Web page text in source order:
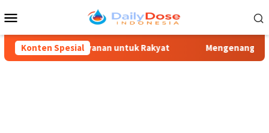
ke
Mobile
Konten Spesial
Pelayanan untuk Rakyat Mengenang 30 Tahun